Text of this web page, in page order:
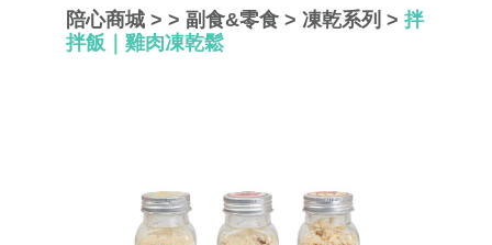
陪心商城 > > 副食&零食 > 凍乾系列 > 拌
拌飯｜雞肉凍乾鬆